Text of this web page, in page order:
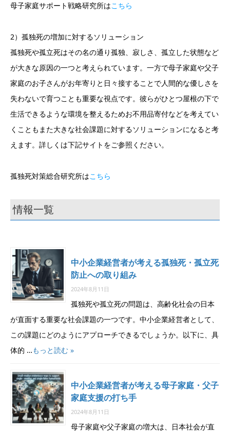
母子家庭サポート戦略研究所はこちら
2）孤独死の増加に対するソリューション
孤独死や孤立死はその名の通り孤独、寂しさ、孤立した状態など
が大きな原因の一つと考えられています。一方で母子家庭や父子
家庭のお子さんがお年寄りと日々接することで人間的な優しさを
失わないで育つことも重要な視点です。彼らがひとつ屋根の下で
生活できるような環境を整えるためお不用品寄付などを考えてい
くこともまた大きな社会課題に対するソリューションになると考
えます。詳しくは下記サイトをご参照ください。
孤独死対策総合研究所はこちら
情報一覧
中小企業経営者が考える孤独死・孤立死
防止への取り組み
2024年8月11日
孤独死や孤立死の問題は、高齢化社会の日本
が直面する重要な社会課題の一つです。中小企業経営者として、
この課題にどのようにアプローチできるでしょうか。以下に、具
体的 …もっと読む »
中小企業経営者が考える母子家庭・父子
家庭支援の打ち手
2024年8月11日
母子家庭や父子家庭の増大は、日本社会が直